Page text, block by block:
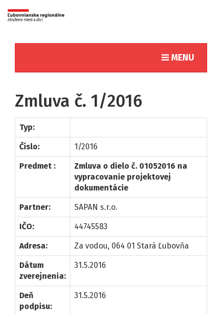
Toggle
MENU
Zmluva č. 1/2016
Typ:
Číslo: 1/2016
Predmet :
Zmluva o dielo č. 01052016 na
vypracovanie projektovej
dokumentácie
Partner: SAPAN s.r.o.
IČO: 44745583
Adresa: Za vodou, 064 01 Stará Ľubovňa
Dátum
zverejnenia:
31.5.2016
Deň
podpisu:
31.5.2016